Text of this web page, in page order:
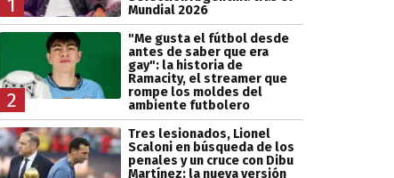
1
Mundial 2026
2
"Me gusta el fútbol desde
antes de saber que era
gay": la historia de
Ramacity, el streamer que
rompe los moldes del
ambiente futbolero
Tres lesionados, Lionel
Scaloni en búsqueda de los
penales y un cruce con Dibu
Martínez: la nueva versión